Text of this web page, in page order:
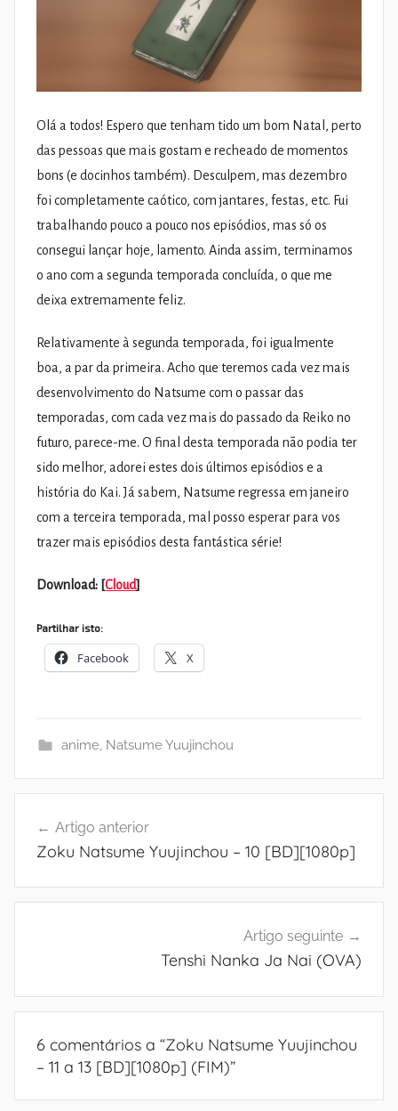
Olá a todos! Espero que tenham tido um bom Natal, perto
das pessoas que mais gostam e recheado de momentos
bons (e docinhos também). Desculpem, mas dezembro
foi completamente caótico, com jantares, festas, etc. Fui
trabalhando pouco a pouco nos episódios, mas só os
consegui lançar hoje, lamento. Ainda assim, terminamos
o ano com a segunda temporada concluída, o que me
deixa extremamente feliz.
Relativamente à segunda temporada, foi igualmente
boa, a par da primeira. Acho que teremos cada vez mais
desenvolvimento do Natsume com o passar das
temporadas, com cada vez mais do passado da Reiko no
futuro, parece-me. O final desta temporada não podia ter
sido melhor, adorei estes dois últimos episódios e a
história do Kai. Já sabem, Natsume regressa em janeiro
com a terceira temporada, mal posso esperar para vos
trazer mais episódios desta fantástica série!
Download: [Cloud]
Partilhar isto:
Facebook X
anime, Natsume Yuujinchou
de
Artigo anterior
Zoku Natsume Yuujinchou – 10 [BD][1080p]
Artigo seguinte
Tenshi Nanka Ja Nai (OVA)
6 comentários a “Zoku Natsume Yuujinchou
– 11 a 13 [BD][1080p] (FIM)”